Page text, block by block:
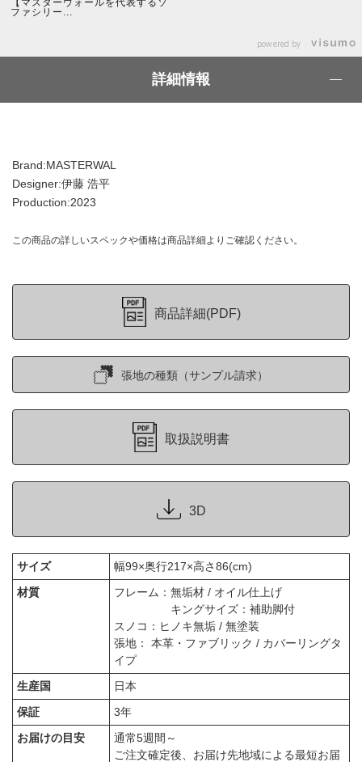
【マスターウォールを代表するソ
ファシリー...
powered by
詳細情報
Brand:MASTERWAL
Designer:伊藤 浩平
Production:2023
この商品の詳しいスペックや価格は商品詳細よりご確認ください。
商品詳細(PDF)
張地の種類（サンプル請求）
取扱説明書
3D
サイズ
幅99×奥行217×高さ86(cm)
材質
フレーム：無垢材 / オイル仕上げ
キングサイズ：補助脚付
スノコ：ヒノキ無垢 / 無塗装
張地： 本革・ファブリック / カバーリングタ
イプ
生産国
日本
保証
3年
お届けの目安
通常5週間～
ご注文確定後、お届け先地域による最短お届